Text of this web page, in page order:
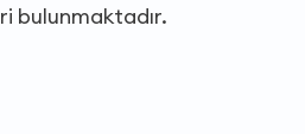
bulunmaktadır.